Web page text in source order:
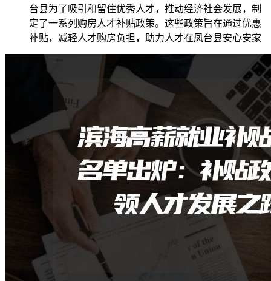
台县为了吸引和留住优秀人才，推动经济社会发展，制
定了一系列购房人才补贴政策。这些政策旨在通过优惠
补贴，减轻人才购房负担，助力人才在凤台县安心安家